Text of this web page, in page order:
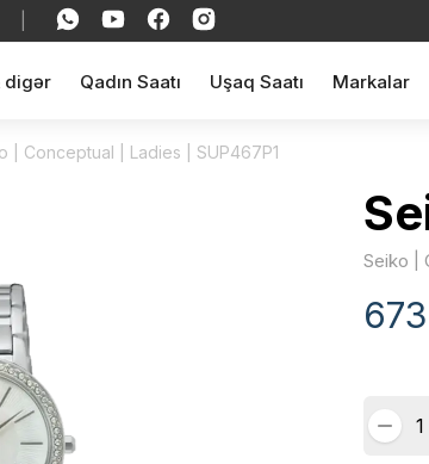
digər Qadın Saatı Uşaq Saatı Markalar
| Conceptual | Ladies | SUP467P1
Seiko |
673